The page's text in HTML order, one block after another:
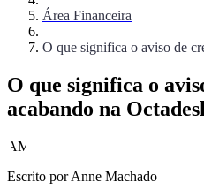
Área Financeira
O que significa o aviso de
O que significa o
acabando na
AM
Escrito porAnne Machado